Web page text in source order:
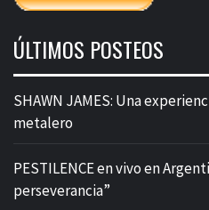
ÚLTIMOS POSTEOS
SHAWN JAMES: Una
metalero
PESTILENCE en vivo en
perseverancia”